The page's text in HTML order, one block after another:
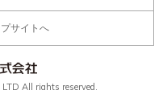
サイトへ
All rights reserved.